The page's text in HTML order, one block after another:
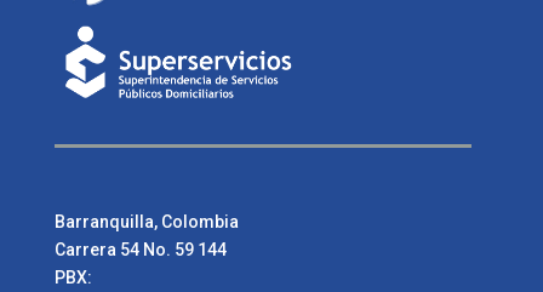
Barranquilla, Colombia
Carrera 54 No. 59 144
PBX: